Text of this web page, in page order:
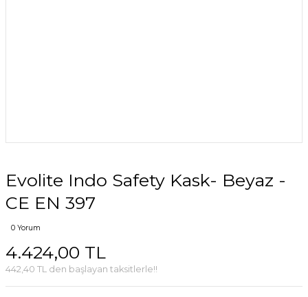
Evolite Indo Safety Kask- Beyaz -
CE EN 397
0 Yorum
4.424,00 TL
442,40 TL den başlayan taksitlerle!!